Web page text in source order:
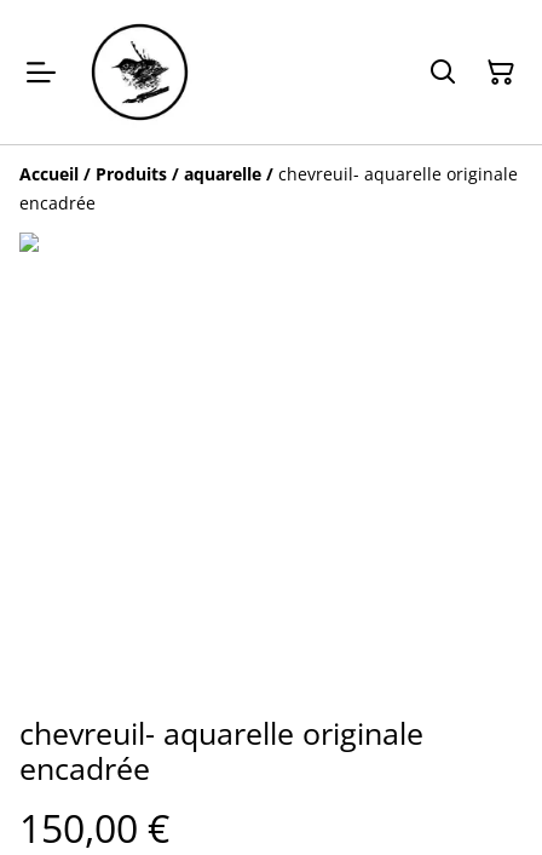
Accueil / Produits / aquarelle / chevreuil- aquarelle originale
encadrée
chevreuil- aquarelle originale
encadrée
150,00 €